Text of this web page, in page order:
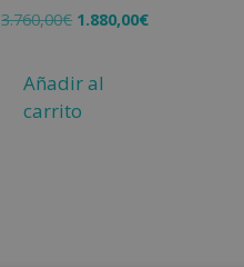
Valorado
con
3.760,00€ 1.880,00€
Añadir al
carrito